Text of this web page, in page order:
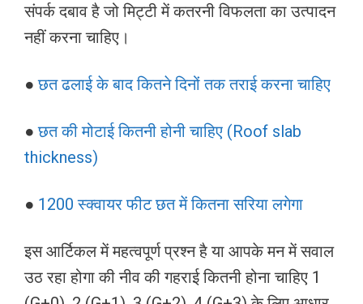
संपर्क दबाव है जो मिट्टी में कतरनी विफलता का उत्पादन
नहीं करना चाहिए।
●छत ढलाई के बाद कितने दिनों तक तराई करना चाहिए
●छत की मोटाई कितनी होनी चाहिए (Roof slab
thickness)
● 1200 स्क्वायर फीट छत में कितना सरिया लगेगा
इस आर्टिकल में महत्वपूर्ण प्रश्न है या आपके मन में सवाल
उठ रहा होगा की नीव की गहराई कितनी होना चाहिए 1